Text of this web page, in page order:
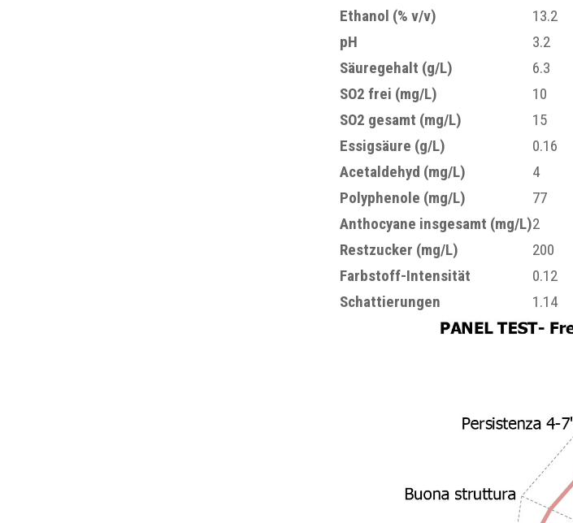
Ethanol (% v/v)
13.2
pH
3.2
Säuregehalt (g/L)
6.3
SO2 frei (mg/L)
10
SO2 gesamt (mg/L)
15
Essigsäure (g/L)
0.16
Acetaldehyd (mg/L)
4
Polyphenole (mg/L)
77
Anthocyane insgesamt (mg/L)2
Restzucker (mg/L)
200
Farbstoff-Intensität
0.12
Schattierungen
1.14